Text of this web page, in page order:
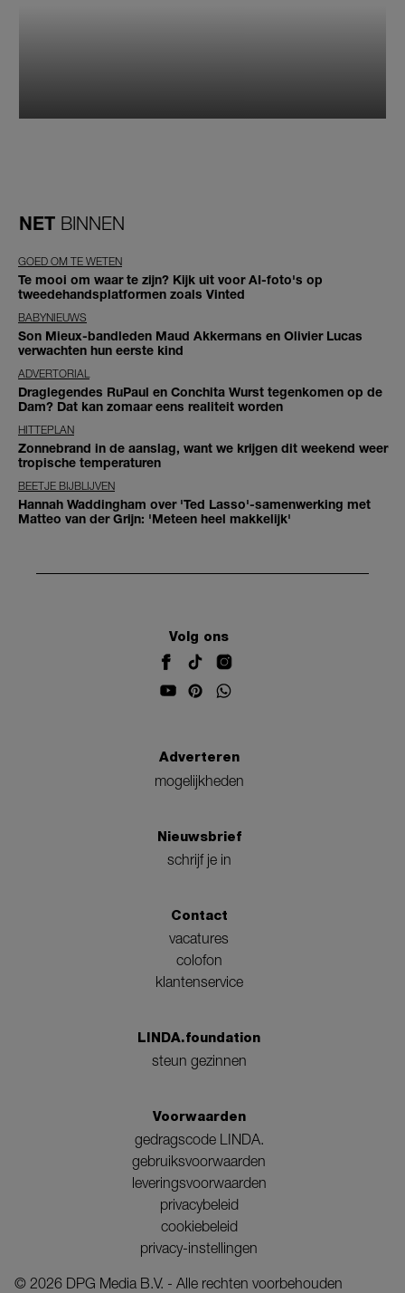
NET BINNEN
GOED OM TE WETEN
Te mooi om waar te zijn? Kijk uit voor AI-foto's op
tweedehandsplatformen zoals Vinted
BABYNIEUWS
Son Mieux-bandleden Maud Akkermans en Olivier Lucas
verwachten hun eerste kind
ADVERTORIAL
Draglegendes RuPaul en Conchita Wurst tegenkomen op de
Dam? Dat kan zomaar eens realiteit worden
HITTEPLAN
Zonnebrand in de aanslag, want we krijgen dit weekend weer
tropische temperaturen
BEETJE BIJBLIJVEN
Hannah Waddingham over 'Ted Lasso'-samenwerking met
Matteo van der Grijn: 'Meteen heel makkelijk'
Volg ons
Adverteren
mogelijkheden
Nieuwsbrief
schrijf je in
Contact
vacatures
colofon
klantenservice
LINDA.foundation
steun gezinnen
Voorwaarden
gedragscode LINDA.
gebruiksvoorwaarden
leveringsvoorwaarden
privacybeleid
cookiebeleid
privacy-instellingen
© 2026 DPG Media B.V. - Alle rechten voorbehouden